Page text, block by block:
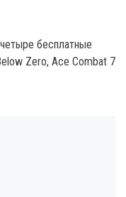
бесплатные
Zero, Ace Combat 7